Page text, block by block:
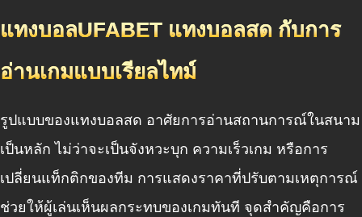
แทงบอลUFABET แทงบอลสด กับการ
อ่านเกมแบบเรียลไทม์
รูปแบบของแทงบอลสด อาศัยการอ่านสถานการณ์ในสนาม
เป็นหลัก ไม่ว่าจะเป็นจังหวะบุก ความเร็วเกม หรือการ
เปลี่ยนแท็กติกของทีม การแสดงราคาที่ปรับตามเหตุการณ์
ช่วยให้ผู้เล่นเห็นผลกระทบของเกมทันที จุดสำคัญคือการ